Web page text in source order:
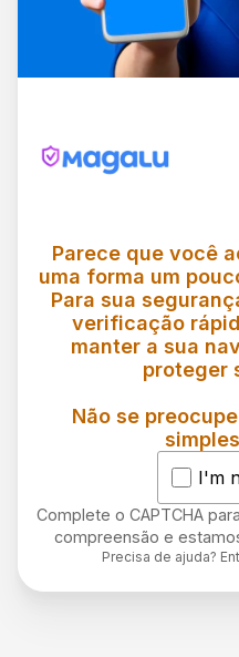
Parece que você
uma forma um
Para sua
verificação
manter a sua
proteger
Não se
I'm
Complete o CAPTCHA
compreensão e
Precisa de ajuda?